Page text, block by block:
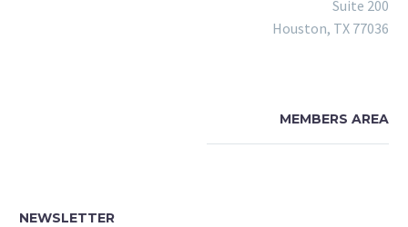
Suite 200
Houston, TX 77036
MEMBERS AREA
NEWSLETTER